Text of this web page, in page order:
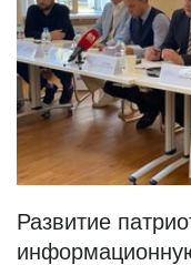
Развитие